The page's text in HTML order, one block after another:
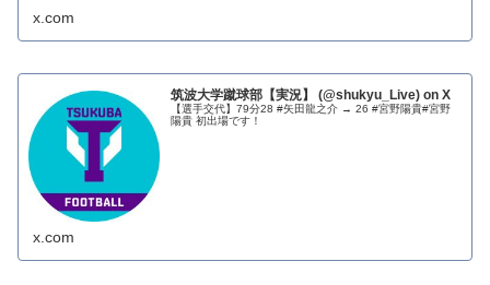
x.com
筑波大学蹴球部【実況】 (@shukyu_Live) on X
【選手交代】79分28 #矢田龍之介 → 26 #宮野陽貴#宮野
陽貴 初出場です！
x.com